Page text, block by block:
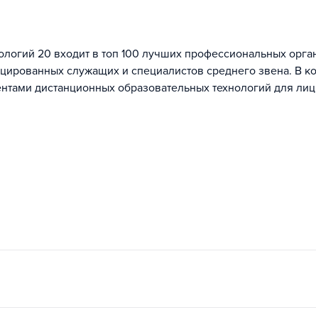
20 входит в топ 100 лучших профессиональных
служащих и специалистов среднего звена. В
дистанционных образовательных технологий для